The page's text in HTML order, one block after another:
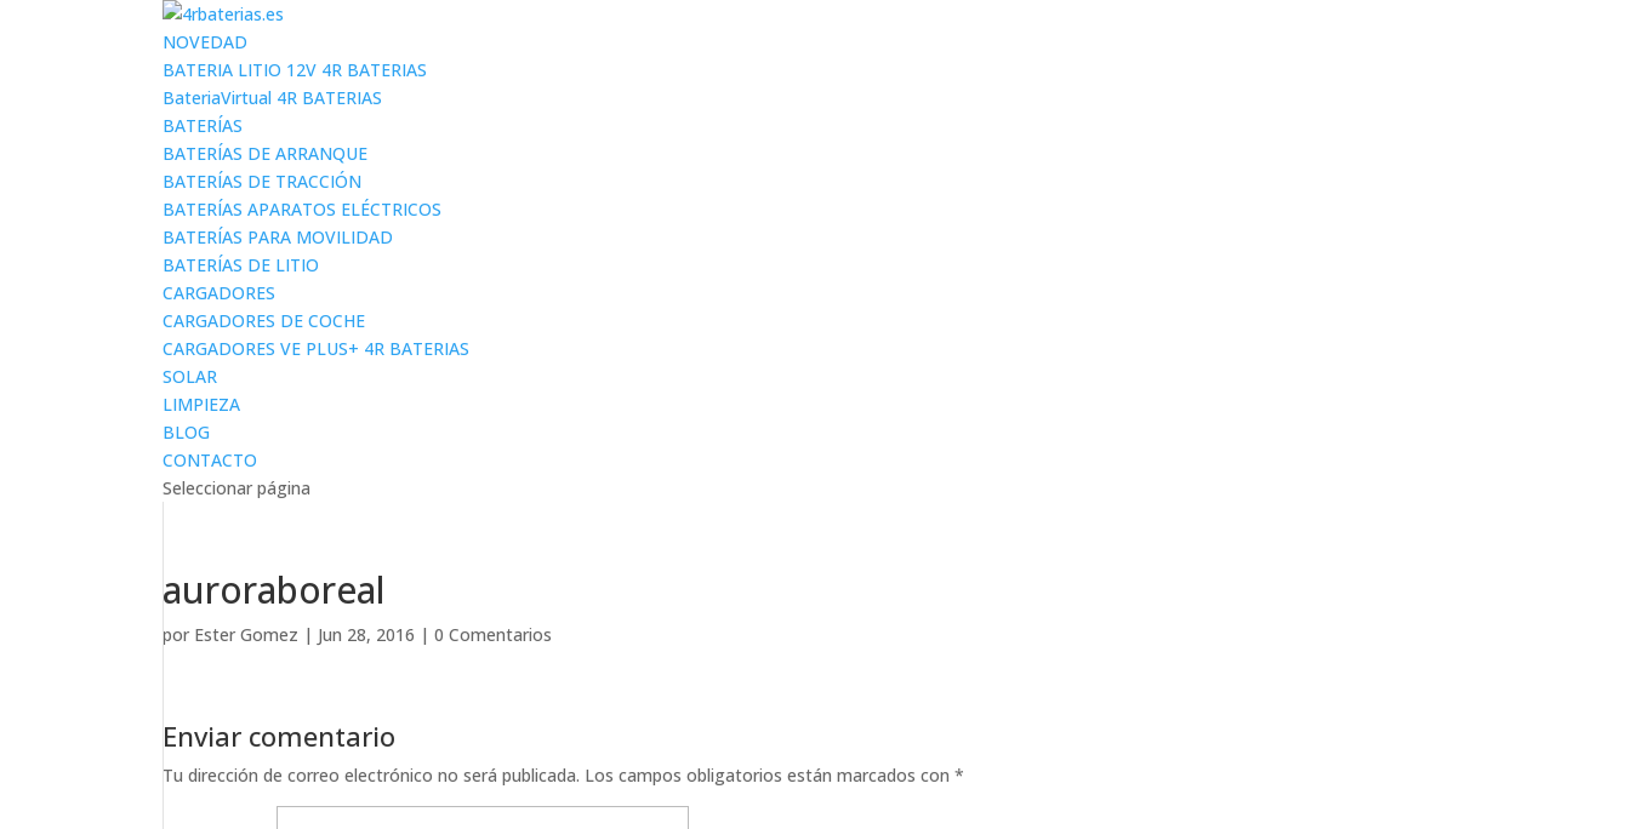
NOVEDAD
BATERIA LITIO 12V 4R BATERIAS
BateriaVirtual 4R BATERIAS
BATERÍAS
BATERÍAS DE ARRANQUE
BATERÍAS DE TRACCIÓN
BATERÍAS APARATOS ELÉCTRICOS
BATERÍAS PARA MOVILIDAD
BATERÍAS DE LITIO
CARGADORES
CARGADORES DE COCHE
CARGADORES VE PLUS+ 4R BATERIAS
SOLAR
LIMPIEZA
BLOG
CONTACTO
Seleccionar página
auroraboreal
por Ester Gomez | Jun 28, 2016 |0 Comentarios
Enviar comentario
Tu dirección de correo electrónico no será publicada. Los campos obligatorios están marcados con*